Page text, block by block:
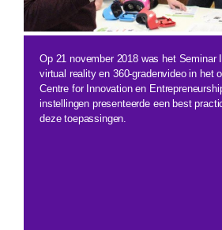
Op 21 november 2018 was het Seminar
virtual reality en 360-gradenvideo in het
Centre for Innovation en
instellingen presenteerde een best
deze toepassingen.